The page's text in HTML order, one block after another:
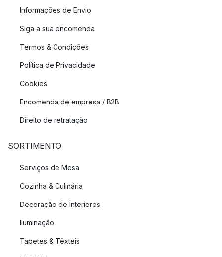
Informações de Envio
Siga a sua encomenda
Termos & Condições
Política de Privacidade
Cookies
Encomenda de empresa / B2B
Direito de retratação
SORTIMENTO
Serviços de Mesa
Cozinha & Culinária
Decoração de Interiores
Iluminação
Tapetes & Têxteis